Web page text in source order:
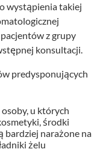
wystąpienia takiej
z grupy
konsultacji.
predysponujących
osoby, u których
środki
bardziej narażone na
żelu